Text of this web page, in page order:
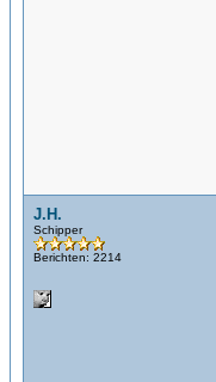
J.H.
Schipper
Berichten: 2214